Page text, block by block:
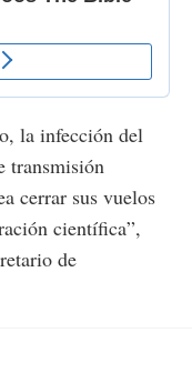
la infección del
transmisión
cerrar sus vuelos
científica”,
de